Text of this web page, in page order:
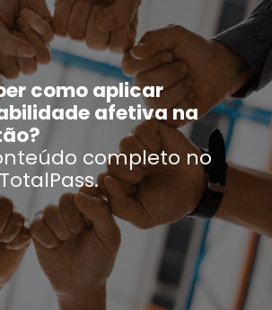
como aplicar
afetiva na
completo no